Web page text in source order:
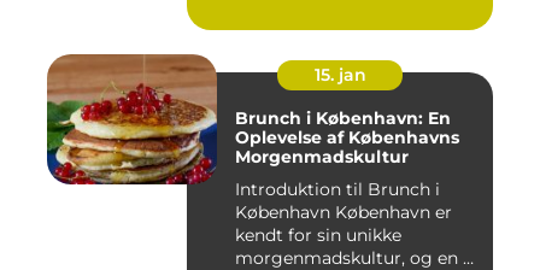
15. jan
Brunch i København: En
Oplevelse af Københavns
Morgenmadskultur
Introduktion til Brunch i
København København er
kendt for sin unikke
morgenmadskultur, og en af